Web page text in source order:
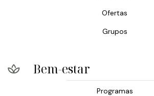
Ofertas
Grupos
Bem-estar
Programas